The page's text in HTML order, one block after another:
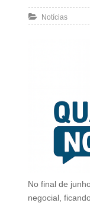
Notícias
No final de
negocial,